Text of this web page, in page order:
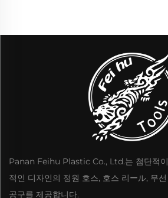
Panan Feihu Plastic Co., Ltd.는 첨단적
적인 디자인의 정원 호스, 호스 리ール, 무
공구를 제공합니다.